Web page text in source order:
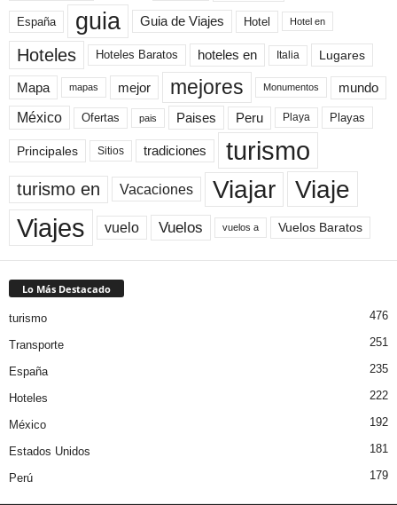
España guia Guia de Viajes Hotel Hotel en
Hoteles Hoteles Baratos hoteles en Italia Lugares
Mapa mapas mejor mejores Monumentos mundo
México Ofertas pais Paises Peru Playa Playas
Principales Sitios tradiciones turismo
turismo en Vacaciones Viajar Viaje
Viajes vuelo Vuelos vuelos a Vuelos Baratos
Lo Más Destacado
turismo 476
Transporte 251
España 235
Hoteles 222
México 192
Estados Unidos 181
Perú 179